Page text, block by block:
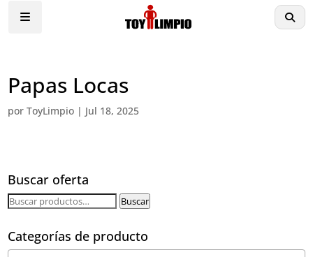
Papas Locas
porToyLimpio | Jul 18, 2025
Buscar oferta
Buscar
Buscar
Categorías de producto